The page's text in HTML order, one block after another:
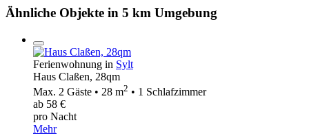
Ähnliche Objekte in 5 km Umgebung
Ferienwohnung in Sylt
Haus Claßen, 28qm
Max. 2 Gäste • 28 m2 • 1 Schlafzimmer
ab 58 €
pro Nacht
Mehr